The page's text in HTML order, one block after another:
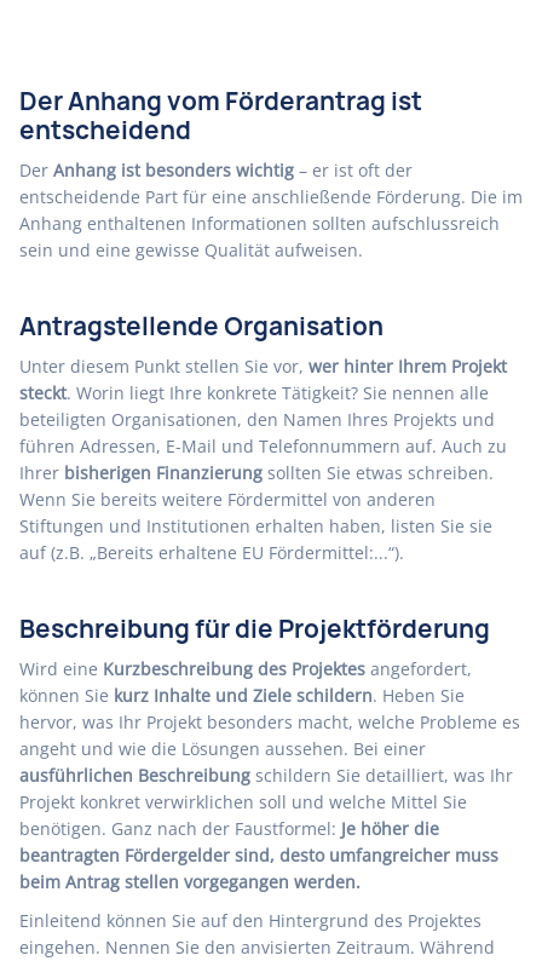
Der Anhang vom Förderantrag ist
entscheidend
Der Anhang ist besonders wichtig – er ist oft der
entscheidende Part für eine anschließende Förderung. Die im
Anhang enthaltenen Informationen sollten aufschlussreich
sein und eine gewisse Qualität aufweisen.
Antragstellende Organisation
Unter diesem Punkt stellen Sie vor, wer hinter Ihrem Projekt
steckt. Worin liegt Ihre konkrete Tätigkeit? Sie nennen alle
beteiligten Organisationen, den Namen Ihres Projekts und
führen Adressen, E-Mail und Telefonnummern auf. Auch zu
Ihrer bisherigen Finanzierung sollten Sie etwas schreiben.
Wenn Sie bereits weitere Fördermittel von anderen
Stiftungen und Institutionen erhalten haben, listen Sie sie
auf (z.B. „Bereits erhaltene EU Fördermittel:...“).
Beschreibung für die Projektförderung
Wird eine Kurzbeschreibung des Projektes angefordert,
können Sie kurz Inhalte und Ziele schildern. Heben Sie
hervor, was Ihr Projekt besonders macht, welche Probleme es
angeht und wie die Lösungen aussehen. Bei einer
ausführlichen Beschreibung schildern Sie detailliert, was Ihr
Projekt konkret verwirklichen soll und welche Mittel Sie
benötigen. Ganz nach der Faustformel: Je höher die
beantragten Fördergelder sind, desto umfangreicher muss
beim Antrag stellen vorgegangen werden.
Einleitend können Sie auf den Hintergrund des Projektes
eingehen. Nennen Sie den anvisierten Zeitraum. Während